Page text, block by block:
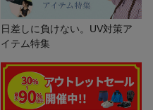
日差しに負けない。UV対策ア
イテム特集